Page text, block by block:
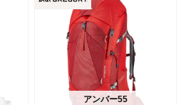
アンバー55